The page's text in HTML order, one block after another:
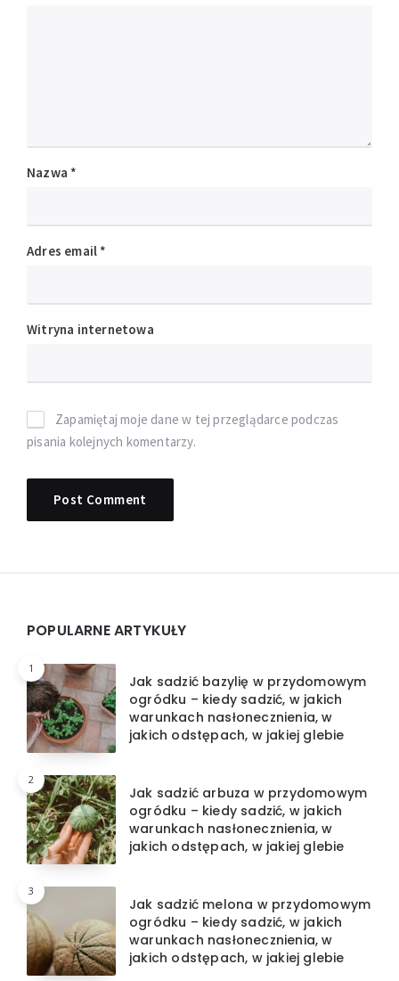
Nazwa *
Adres email *
Witryna internetowa
Zapamiętaj moje dane w tej przeglądarce podczas
pisania kolejnych komentarzy.
Widgets
POPULARNE ARTYKUŁY
1
Jak sadzić bazylię w przydomowym
ogródku – kiedy sadzić, w jakich
warunkach nasłonecznienia, w
jakich odstępach, w jakiej glebie
2
Jak sadzić arbuza w przydomowym
ogródku – kiedy sadzić, w jakich
warunkach nasłonecznienia, w
jakich odstępach, w jakiej glebie
3
Jak sadzić melona w przydomowym
ogródku – kiedy sadzić, w jakich
warunkach nasłonecznienia, w
jakich odstępach, w jakiej glebie